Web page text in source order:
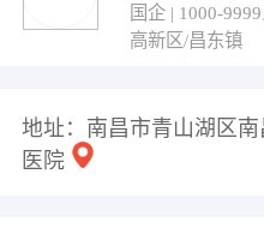
国企 | 1000-9999
高新区/昌东镇
地址：南昌市青山湖区
医院